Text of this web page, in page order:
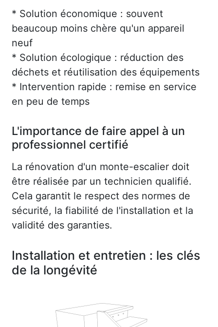
* Solution économique : souvent
beaucoup moins chère qu'un appareil
neuf
* Solution écologique : réduction des
déchets et réutilisation des équipements
* Intervention rapide : remise en service
en peu de temps
L'importance de faire appel à un
professionnel certifié
La rénovation d'un monte-escalier doit
être réalisée par un technicien qualifié.
Cela garantit le respect des normes de
sécurité, la fiabilité de l'installation et la
validité des garanties.
Installation et entretien : les clés
de la longévité